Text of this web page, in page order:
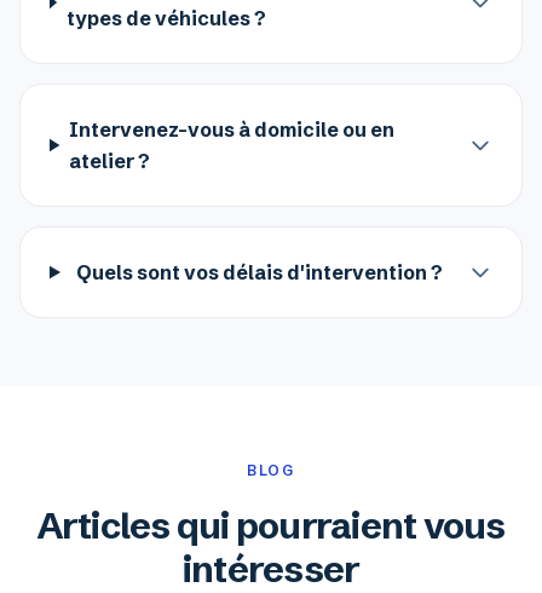
types de véhicules ?
Intervenez-vous à domicile ou en
atelier ?
Quels sont vos délais d'intervention ?
BLOG
Articles qui pourraient vous
intéresser